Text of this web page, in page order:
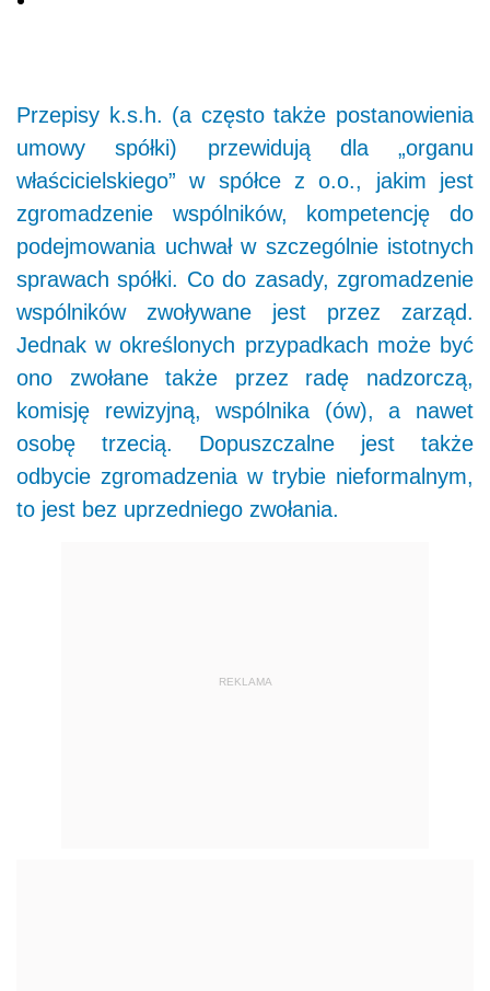
Przepisy k.s.h. (a często także postanowienia
umowy spółki) przewidują dla „organu
właścicielskiego” w spółce z o.o., jakim jest
zgromadzenie wspólników, kompetencję do
podejmowania uchwał w szczególnie istotnych
sprawach spółki. Co do zasady, zgromadzenie
wspólników zwoływane jest przez zarząd.
Jednak w określonych przypadkach może być
ono zwołane także przez radę nadzorczą,
komisję rewizyjną, wspólnika (ów), a nawet
osobę trzecią. Dopuszczalne jest także
odbycie zgromadzenia w trybie nieformalnym,
to jest bez uprzedniego zwołania.
REKLAMA